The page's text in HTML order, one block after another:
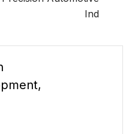
Ind